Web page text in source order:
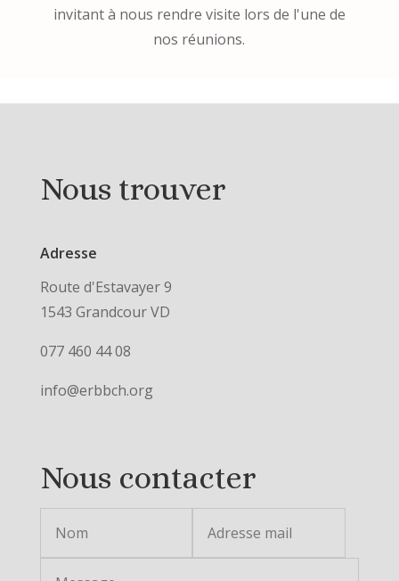
invitant à nous rendre visite lors de l'une de
nos réunions.
Nous trouver
Adresse
Route d'Estavayer 9
1543 Grandcour VD
077 460 44 08
info@erbbch.org
Nous contacter